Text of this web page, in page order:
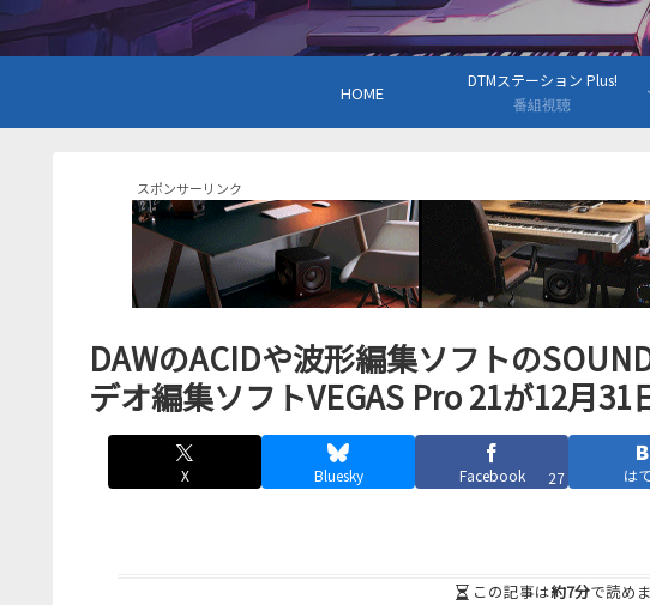
HOME
DTMステーション Plus!
番組視聴
スポンサーリンク
DAWのACIDや波形編集ソフトの
デオ編集ソフトVEGAS Pro 21が12月31
X Bluesky Facebook 27 は
この記事は約7分で読めま